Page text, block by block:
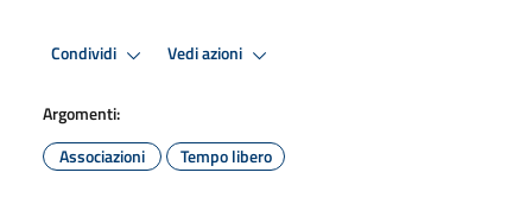
Condividi Vedi azioni
Argomenti:
Associazioni
Tempo libero